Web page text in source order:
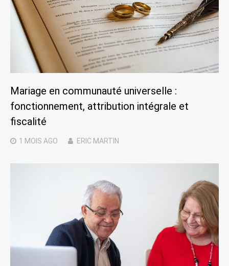
Mariage en communauté universelle :
fonctionnement, attribution intégrale et
fiscalité
1 MOIS AGO ERIC MARTIN